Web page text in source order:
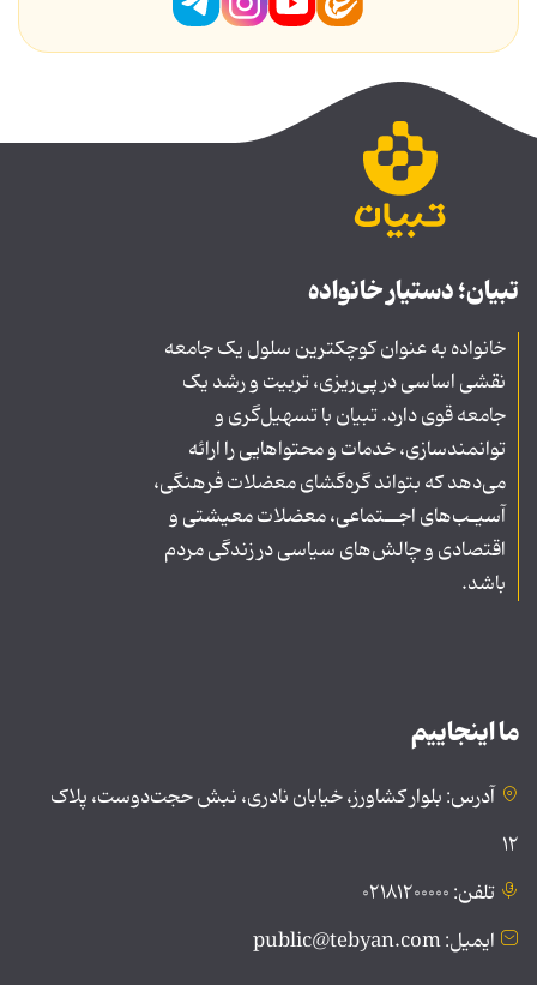
تبیان؛ دستیار خانواده
خانواده به عنوان کوچکترین سلول یک جامعه
نقشی اساسی در پی‌ریزی، تربیت و رشد یک
جامعه قوی دارد. تبیان با تسهیل‌گری و
توانمندسازی، خدمات و محتواهایی را ارائه
می‌دهد که بتواند گره‌گشای معضلات فرهنگی،
آسیـب‌های اجــتماعی، معضلات معیشتی و
اقتصادی و چالش‌های سیاسی در زندگی مردم
باشد.
ما اینجاییم
آدرس: بلوار کشاورز، خیابان نادری، نبش حجت‌دوست، پلاک
۱۲
تلفن: ۰۲۱۸۱۲۰۰۰۰۰
ایمیل: public@tebyan.com